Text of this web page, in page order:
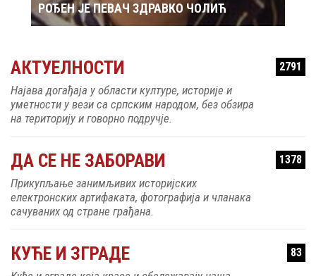
РОЂЕН ЈЕ ПЕВАЧ ЗДРАВКО ЧОЛИЋ
АКТУЕЛНОСТИ 2791
Најава догађаја у области културе, историје и
уметности у вези са српским народом, без обзира
на територију и говорно подручје.
ДА СЕ НЕ ЗАБОРАВИ 1378
Прикупљање занимљивих историјских
електронских артифаката, фотографија и чланака
сачуваних од стране грађана.
КУЋЕ И ЗГРАДЕ 83